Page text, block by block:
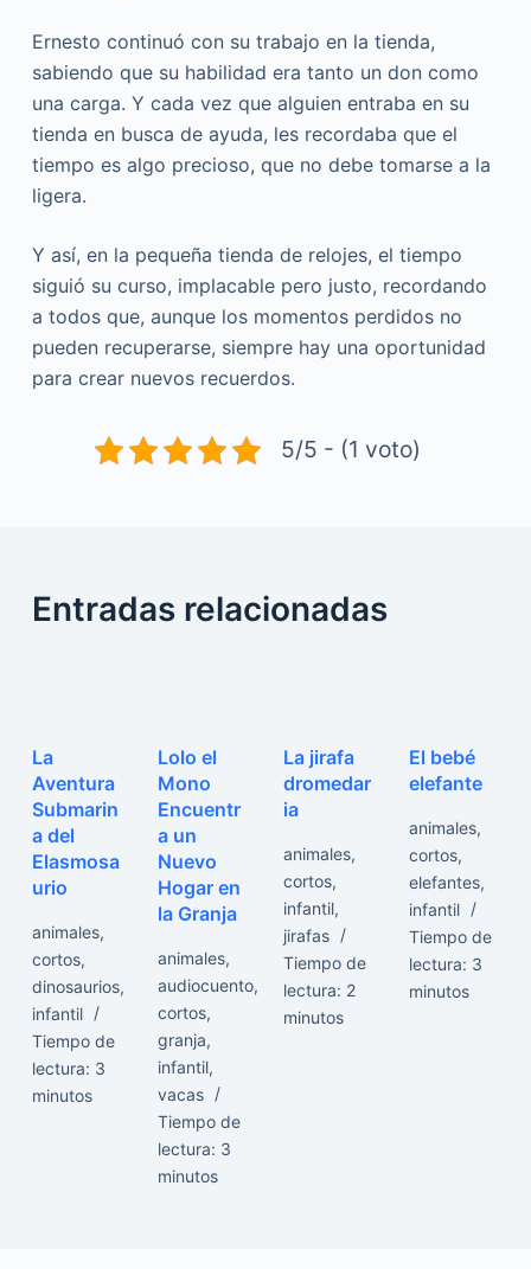
Ernesto continuó con su trabajo en la tienda,
sabiendo que su habilidad era tanto un don como
una carga. Y cada vez que alguien entraba en su
tienda en busca de ayuda, les recordaba que el
tiempo es algo precioso, que no debe tomarse a la
ligera.
Y así, en la pequeña tienda de relojes, el tiempo
siguió su curso, implacable pero justo, recordando
a todos que, aunque los momentos perdidos no
pueden recuperarse, siempre hay una oportunidad
para crear nuevos recuerdos.
5/5 - (1 voto)
Entradas relacionadas
La
Aventura
Submarin
a del
Elasmosa
urio
animales,
cortos,
dinosaurios,
infantil
Tiempo de
lectura: 3
minutos
Lolo el
Mono
Encuentr
a un
Nuevo
Hogar en
la Granja
animales,
audiocuento,
cortos,
granja,
infantil,
vacas
Tiempo de
lectura: 3
minutos
La jirafa
dromedar
ia
animales,
cortos,
infantil,
jirafas
Tiempo de
lectura: 2
minutos
El bebé
elefante
animales,
cortos,
elefantes,
infantil
Tiempo de
lectura: 3
minutos